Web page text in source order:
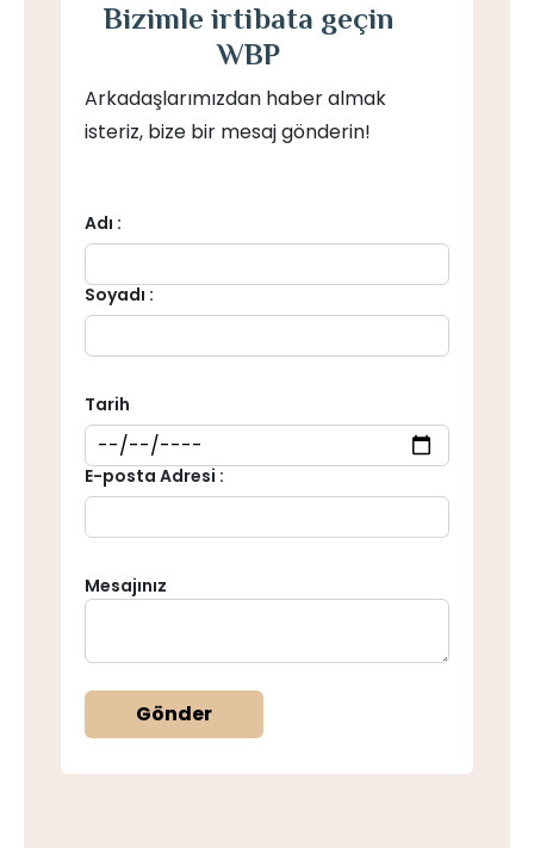
Bizimle irtibata geçin
WBP
Arkadaşlarımızdan haber almak
isteriz, bize bir mesaj gönderin!
Adı :
Soyadı :
Tarih
E-posta Adresi :
Mesajınız
Gönder